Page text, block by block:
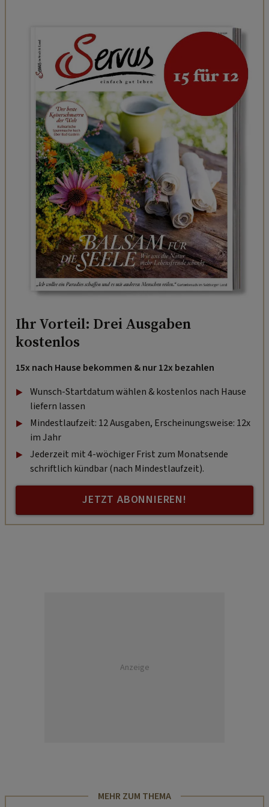
Ihr Vorteil: Drei Ausgaben
kostenlos
15x nach Hause bekommen & nur 12x bezahlen
Wunsch-Startdatum wählen & kostenlos nach Hause
liefern lassen
Mindestlaufzeit: 12 Ausgaben, Erscheinungsweise: 12x
im Jahr
Jederzeit mit 4-wöchiger Frist zum Monatsende
schriftlich kündbar (nach Mindestlaufzeit).
JETZT ABONNIEREN!
Anzeige
MEHR ZUM THEMA